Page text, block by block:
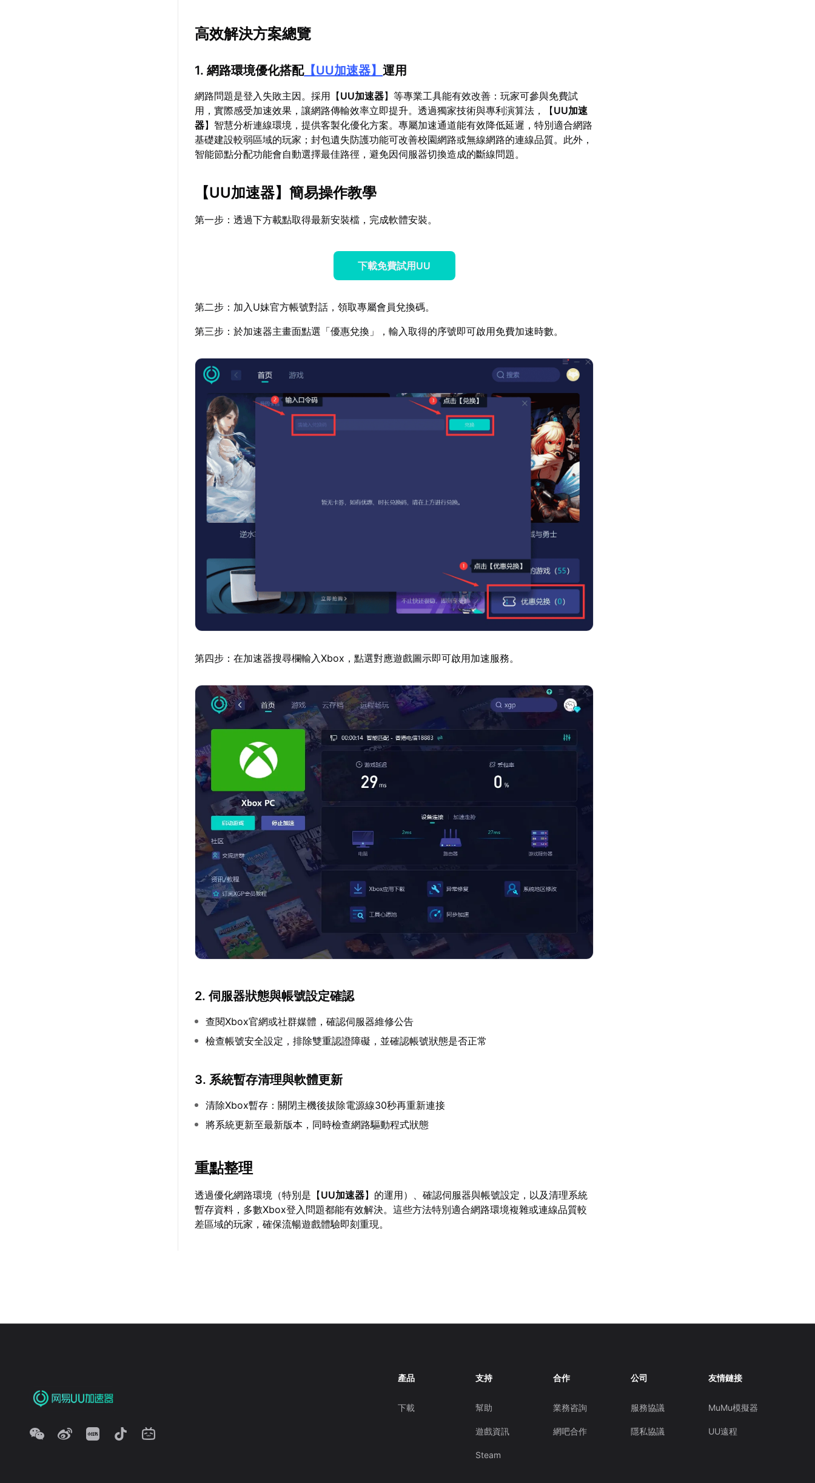
高效解決方案總覽
1. 網路環境優化搭配【UU加速器】運用
網路問題是登入失敗主因。採用【UU加速器】等專業工具能有效改善：玩家可參與免費試
用，實際感受加速效果，讓網路傳輸效率立即提升。透過獨家技術與專利演算法，【UU加速
器】智慧分析連線環境，提供客製化優化方案。專屬加速通道能有效降低延遲，特別適合網路
基礎建設較弱區域的玩家；封包遺失防護功能可改善校園網路或無線網路的連線品質。此外，
智能節點分配功能會自動選擇最佳路徑，避免因伺服器切換造成的斷線問題。
【UU加速器】簡易操作教學
第一步：透過下方載點取得最新安裝檔，完成軟體安裝。
下載免費試用UU
第二步：加入U妹官方帳號對話，領取專屬會員兌換碼。
第三步：於加速器主畫面點選「優惠兌換」，輸入取得的序號即可啟用免費加速時數。
第四步：在加速器搜尋欄輸入Xbox，點選對應遊戲圖示即可啟用加速服務。
2. 伺服器狀態與帳號設定確認
查閱Xbox官網或社群媒體，確認伺服器維修公告
檢查帳號安全設定，排除雙重認證障礙，並確認帳號狀態是否正常
3. 系統暫存清理與軟體更新
清除Xbox暫存：關閉主機後拔除電源線30秒再重新連接
將系統更新至最新版本，同時檢查網路驅動程式狀態
重點整理
透過優化網路環境（特別是【UU加速器】的運用）、確認伺服器與帳號設定，以及清理系統
暫存資料，多數Xbox登入問題都能有效解決。這些方法特別適合網路環境複雜或連線品質較
差區域的玩家，確保流暢遊戲體驗即刻重現。
產品
下載
支持
幫助
遊戲資訊
Steam
合作
業務咨詢
網吧合作
公司
服務協議
隱私協議
友情鏈接
MuMu模擬器
UU遠程